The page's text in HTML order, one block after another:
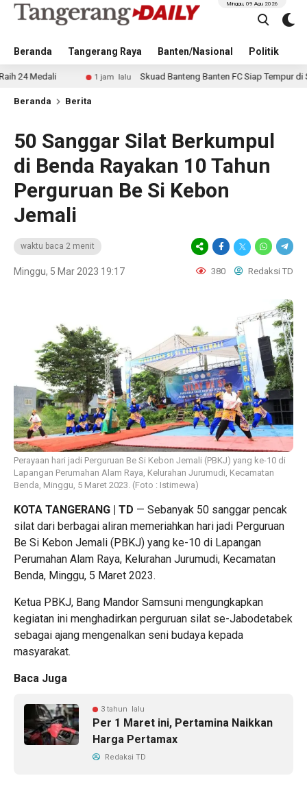
Beranda Tangerang Raya Banten/Nasional Politik
Minggu, 09 Agu 2026
1 jam lalu Skuad Banteng Banten FC Siap Tempur di Soekarno
Beranda Berita
50 Sanggar Silat Berkumpul
di Benda Rayakan 10 Tahun
Perguruan Be Si Kebon
Jemali
waktu baca 2 menit
Minggu, 5 Mar 2023 19:17 380 Redaksi TD
Perayaan hari jadi Perguruan Be Si Kebon Jemali (PBKJ) yang ke-10 di
Lapangan Perumahan Alam Raya, Kelurahan Jurumudi, Kecamatan
Benda, Minggu, 5 Maret 2023. (Foto : Istimewa)
KOTA TANGERANG | TD — Sebanyak 50 sanggar pencak
silat dari berbagai aliran memeriahkan hari jadi Perguruan
Be Si Kebon Jemali (PBKJ) yang ke-10 di Lapangan
Perumahan Alam Raya, Kelurahan Jurumudi, Kecamatan
Benda, Minggu, 5 Maret 2023.
Ketua PBKJ, Bang Mandor Samsuni mengungkapkan
kegiatan ini menghadirkan perguruan silat se-Jabodetabek
sebagai ajang mengenalkan seni budaya kepada
masyarakat.
Baca Juga
3 tahun lalu
Per 1 Maret ini, Pertamina Naikkan
Harga Pertamax
Redaksi TD